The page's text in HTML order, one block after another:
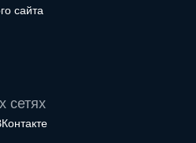
сайта
сетях